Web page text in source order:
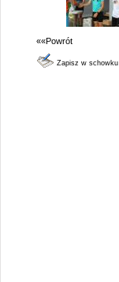
««Powrót
Zapisz w schowku